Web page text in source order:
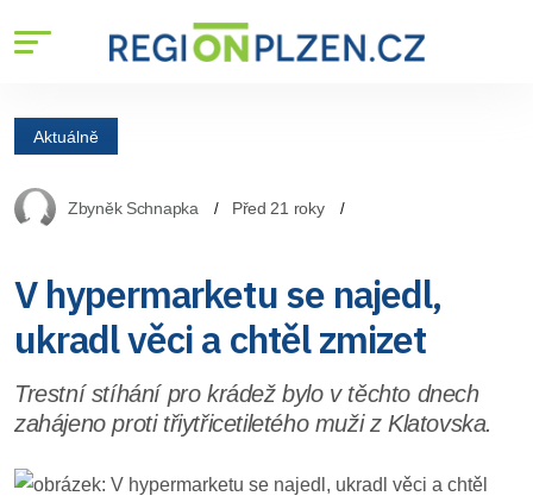
Aktuálně
Zbyněk Schnapka Před 21 roky
V hypermarketu se najedl,
ukradl věci a chtěl zmizet
Trestní stíhání pro krádež bylo v těchto dnech
zahájeno proti třiytřicetiletého muži z Klatovska.